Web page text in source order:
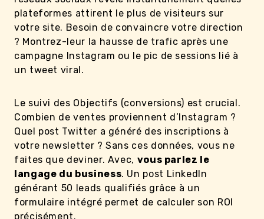
plateformes attirent le plus de visiteurs sur
votre site. Besoin de convaincre votre direction
? Montrez-leur la hausse de trafic après une
campagne Instagram ou le pic de sessions lié à
un tweet viral.
Le suivi des Objectifs (conversions) est crucial.
Combien de ventes proviennent d’Instagram ?
Quel post Twitter a généré des inscriptions à
votre newsletter ? Sans ces données, vous ne
faites que deviner. Avec, vous parlez le
langage du business. Un post LinkedIn
générant 50 leads qualifiés grâce à un
formulaire intégré permet de calculer son ROI
précisément.